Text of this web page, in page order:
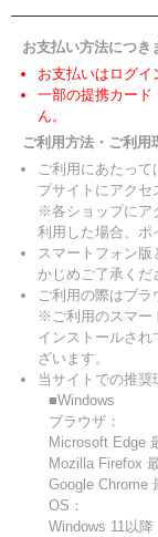
お支払い方法につき
お支払いはログイ
一部の提携カード
ん。
ご利用方法・ご利用
ご利用にあたって
プサイトにアクセ
※各ショップにア
利用した場合、ポ
スマートフォン版
かじめご了承くだ
ご利用の際はブラ
※ご利用のスマー
インストールさ
ざいます。
当サイトでの推奨
■Windows
ブラウザ：
Microsoft Edge
Mozilla Firefox
Google Chrome
OS：
Windows 11以降